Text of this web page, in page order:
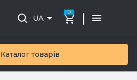
Каталог товарів
UA
0 |